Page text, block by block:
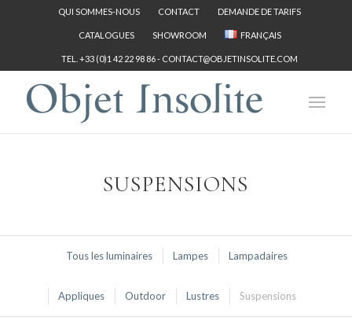
QUI SOMMES-NOUS CONTACT DEMANDE DE TARIFS
CATALOGUES SHOWROOM FRANÇAIS
TEL. +33 (0)1 42 22 98 86 - CONTACT@OBJETINSOLITE.COM
SUSPENSIONS
Tous les luminaires Lampes Lampadaires
Appliques Outdoor Lustres Suspensions